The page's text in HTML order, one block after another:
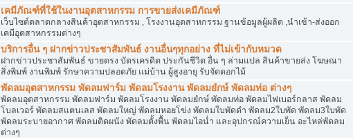
เคมีภัณฑ์ที่ใช้ในงานอุตสาหกรรม การขายส่งเคมีภัณฑ์
เว็บไซต์ตลาดกลางสินค้าอุตสาหกรรม , โรงงานอุตสาหกรรม ฐานข้อมูลผู้ผลิต ,นำเข้า-ส่งออก
เคมีอุตสาหกรรมต่างๆ
บริการอื่น ๆ ฝากข่าวประชาสัมพันธ์ งานอื่นๆทุกอย่าง ที่ไม่เข้ากับหมวด
ฝากข่าวประชาสัมพันธ์ ขายตรง บัตรเครดิต ประกันชีวิต อื่น ๆ ล่ามแปล สินค้าขายส่ง โฆษณา
สิ่งพิมพ์ งานพิมพ์ รักษาความปลอดภัย แม่บ้าน ผู้สูงอายุ รับจัดดอกไม้
พัดลมอุตสาหกรรม พัดลมฟาร์ม พัดลมโรงงาน พัดลมยํกษ์ พัดลมท่อ ต่างๆ
พัดลมอุตสาหกรรม พัดลมฟาร์ม พัดลมโรงงาน พัดลมยํกษ์ พัดลมท่อ พัดลมไฟเบอร์กลาส พัดลม
โบลเวอร์ พัดลมสแตนเลส พัดลมใหญ่ พัดลมหอยโข่ง พัดลมใบพัดดำ พัดลม2ใบพัด พัดลม3ใบพัด
พัดลมระบายอากาศ พัดลมติดผนัง พัดลมตั้งพื้น พัดลมไอน่ำ และอุปกรณ์ความเย็น อะไหล่พัดลม
ต่างๆ